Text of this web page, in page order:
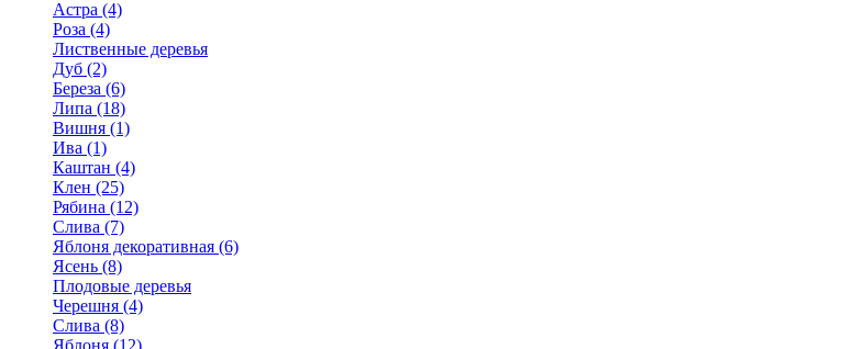
Астра (4)
Роза (4)
Лиственные деревья
Дуб (2)
Береза (6)
Липа (18)
Вишня (1)
Ива (1)
Каштан (4)
Клен (25)
Рябина (12)
Слива (7)
Яблоня декоративная (6)
Ясень (8)
Плодовые деревья
Черешня (4)
Слива (8)
Яблоня (12)